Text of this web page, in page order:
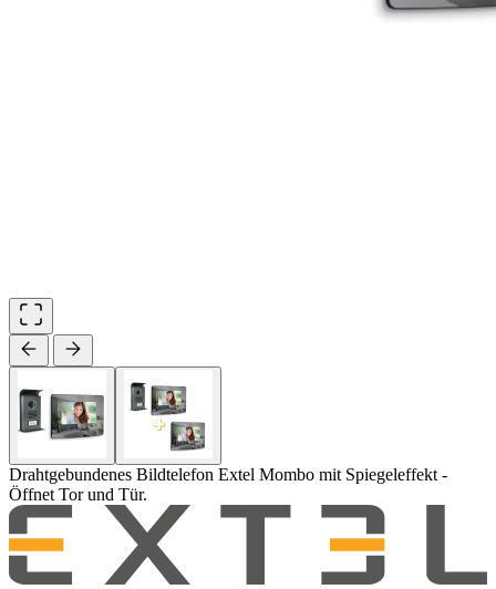
Drahtgebundenes Bildtelefon Extel Mombo mit Spiegeleffekt -
Öffnet Tor und Tür.